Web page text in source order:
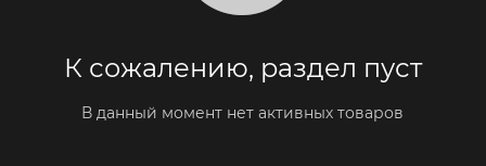
К сожалению, раздел пуст
В данный момент нет активных товаров